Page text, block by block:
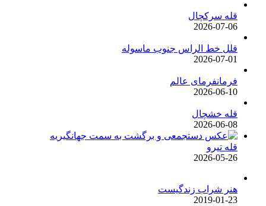
قله سرکچال
2026-07-06
قلل خط الراس جنوب ماسوله
2026-07-01
فرمانفرمای عالم
2026-06-10
قله خشچال
2026-06-08
قله تیرو
2026-05-26
هنر شراب زندگیست
2019-01-23